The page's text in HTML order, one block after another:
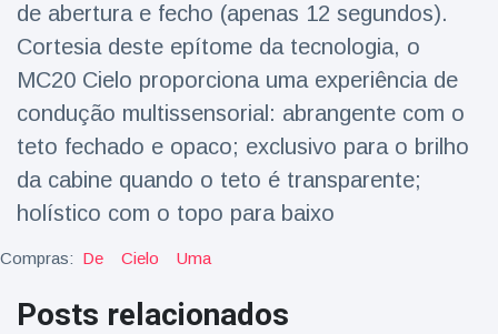
de abertura e fecho (apenas 12 segundos).
Cortesia deste epítome da tecnologia, o
MC20 Cielo proporciona uma experiência de
condução multissensorial: abrangente com o
teto fechado e opaco; exclusivo para o brilho
da cabine quando o teto é transparente;
holístico com o topo para baixo
Compras: De Cielo Uma
Posts relacionados